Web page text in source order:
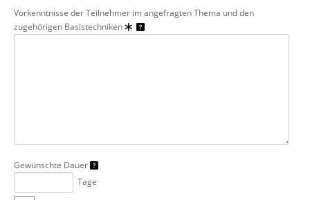
Vorkenntnisse der Teilnehmer im angefragten Thema und den
zugehörigen Basistechniken
Gewünschte Dauer
Tage